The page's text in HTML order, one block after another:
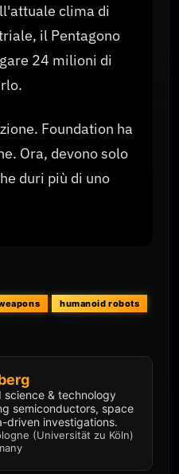
clima di
il Pentagono
24 milioni di
Foundation ha
Ora, devono solo
duri più di uno
humanoid robots
science & technology
semiconductors, space
driven investigations.
(Universität zu Köln)